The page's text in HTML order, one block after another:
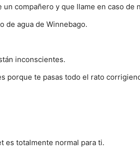
compañero y que llame en caso de
de agua de Winnebago.
inconscientes.
te pasas todo el rato
es totalmente normal para ti.